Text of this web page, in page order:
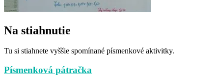
Na stiahnutie
Tu si stiahnete vyššie spomínané písmenkové aktivitky.
Písmenková pátračka